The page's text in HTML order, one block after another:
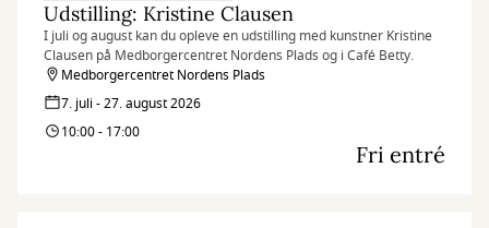
Udstilling: Kristine Clausen
I juli og august kan du opleve en udstilling med kunstner Kristine
Clausen på Medborgercentret Nordens Plads og i Café Betty.
Medborgercentret Nordens Plads
7. juli - 27. august 2026
10:00 - 17:00
Fri entré